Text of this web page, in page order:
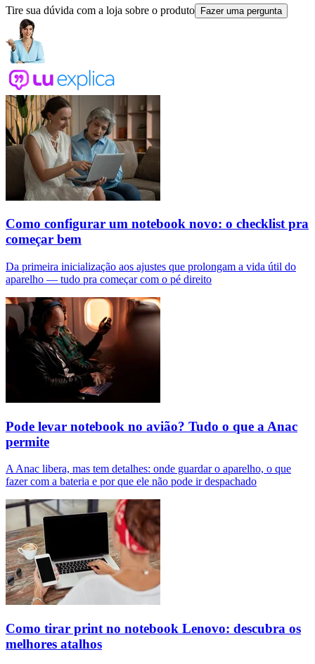
Tire sua dúvida com a loja sobre o produto Fazer uma pergunta
Como configurar um notebook novo: o checklist pra
começar bem
Da primeira inicialização aos ajustes que prolongam a vida útil do
aparelho — tudo pra começar com o pé direito
Pode levar notebook no avião? Tudo o que a Anac
permite
A Anac libera, mas tem detalhes: onde guardar o aparelho, o que
fazer com a bateria e por que ele não pode ir despachado
Como tirar print no notebook Lenovo: descubra os
melhores atalhos